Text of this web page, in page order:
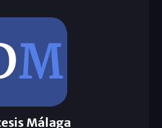
Málaga